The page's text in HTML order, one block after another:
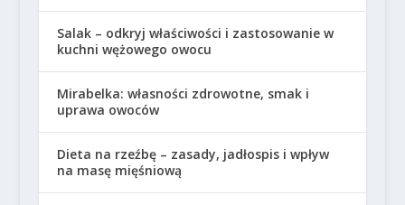
Salak – odkryj właściwości i zastosowanie w
kuchni wężowego owocu
Mirabelka: własności zdrowotne, smak i
uprawa owoców
Dieta na rzeźbę – zasady, jadłospis i wpływ
na masę mięśniową